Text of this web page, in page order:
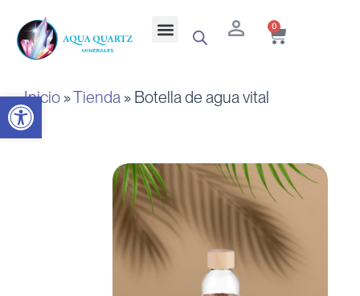
Abrir barra de herramientas
contenido
Menu 0
Inicio »Tienda » Botella de agua vital